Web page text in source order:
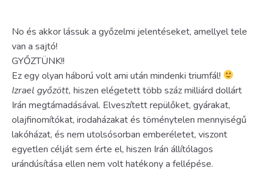
No és akkor lássuk a győzelmi jelentéseket, amellyel tele
van a sajtó!
GYŐZTÜNK!!
Ez egy olyan háború volt ami után mindenki triumfál!
Izrael győzött, hiszen elégetett több száz milliárd dollárt
Irán megtámadásával. Elveszített repülőket, gyárakat,
olajfinomítókat, irodaházakat és töménytelen mennyiségű
lakóházat, és nem utolsósorban emberéletet, viszont
egyetlen célját sem érte el, hiszen Irán állítólagos
urándúsítása ellen nem volt hatékony a fellépése.